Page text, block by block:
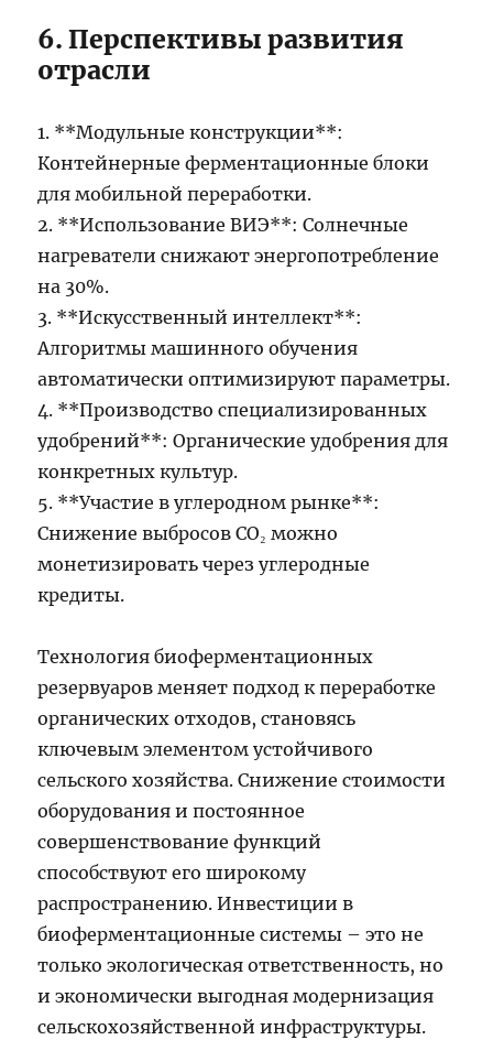
6. Перспективы развития
отрасли
1. **Модульные конструкции**:
Контейнерные ферментационные блоки
для мобильной переработки.
2. **Использование ВИЭ**: Солнечные
нагреватели снижают энергопотребление
на 30%.
3. **Искусственный интеллект**:
Алгоритмы машинного обучения
автоматически оптимизируют параметры.
4. **Производство специализированных
удобрений**: Органические удобрения для
конкретных культур.
5. **Участие в углеродном рынке**:
Снижение выбросов CO₂ можно
монетизировать через углеродные
кредиты.
Технология биоферментационных
резервуаров меняет подход к переработке
органических отходов, становясь
ключевым элементом устойчивого
сельского хозяйства. Снижение стоимости
оборудования и постоянное
совершенствование функций
способствуют его широкому
распространению. Инвестиции в
биоферментационные системы – это не
только экологическая ответственность, но
и экономически выгодная модернизация
сельскохозяйственной инфраструктуры.